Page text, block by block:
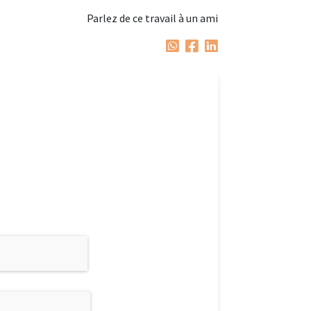
Parlez de ce travail à un ami